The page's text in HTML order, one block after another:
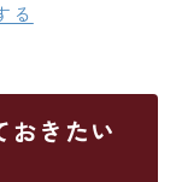
る
おきたい